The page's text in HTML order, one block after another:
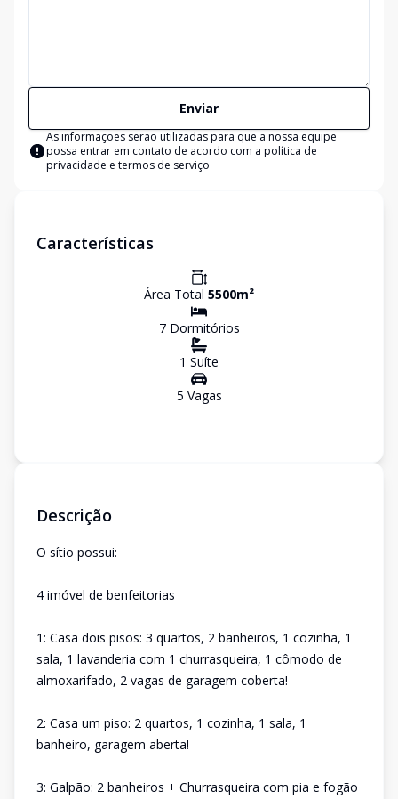
Enviar
As informações serão utilizadas para que a nossa equipe
possa entrar em contato de acordo com a política de
privacidade e termos de serviço
Características
Área Total 5500m²
7Dormitórios
1 Suíte
5 Vagas
Descrição
O sítio possui:
4 imóvel de benfeitorias
1: Casa dois pisos: 3 quartos, 2 banheiros, 1 cozinha, 1
sala, 1 lavanderia com 1 churrasqueira, 1 cômodo de
almoxarifado, 2 vagas de garagem coberta!
2: Casa um piso: 2 quartos, 1 cozinha, 1 sala, 1
banheiro, garagem aberta!
3: Galpão: 2 banheiros + Churrasqueira com pia e fogão